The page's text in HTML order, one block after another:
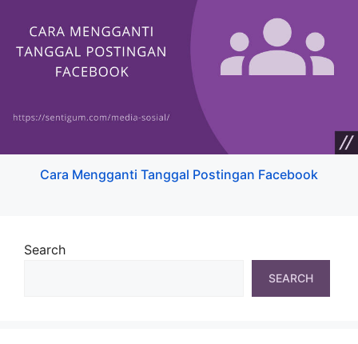
Cara Mengganti Tanggal Postingan Facebook
Search
SEARCH